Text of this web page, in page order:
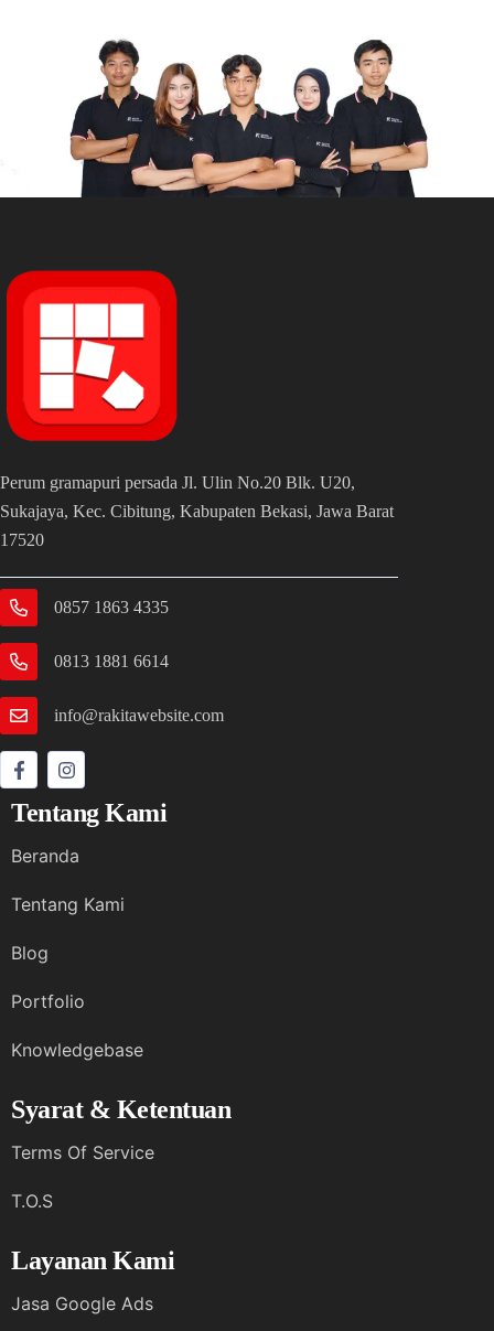
Perum gramapuri persada Jl. Ulin No.20 Blk. U20,
Sukajaya, Kec. Cibitung, Kabupaten Bekasi, Jawa Barat
17520
0857 1863 4335
0813 1881 6614
info@rakitawebsite.com
Tentang Kami
Beranda
Tentang Kami
Blog
Portfolio
Knowledgebase
Syarat & Ketentuan
Terms Of Service
T.O.S
Layanan Kami
Jasa Google Ads